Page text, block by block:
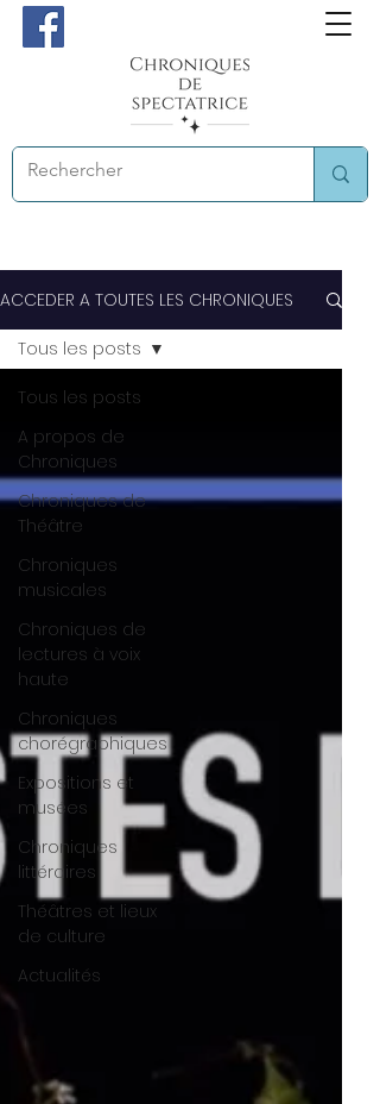
ACCEDER A TOUTES LES CHRONIQUES
Tous les posts
A propos de
Chroniques
Chroniques de
Théâtre
Chroniques
musicales
Chroniques de
lectures à voix
haute
Chroniques
chorégraphiques
Expositions et
musées
Chroniques
littéraires
Théâtres et lieux
de culture
Actualités
Tous les posts